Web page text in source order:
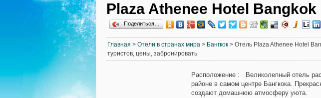
Plaza Athenee Hotel Bangkok
Поделиться…
Главная > Отели в странах мира > Бангкок > Отель Plaza Athenee Hotel
туристов, цены, забронировать
Расположение : Великолепный отель
районе в самом центре Бангкока.
создают домашнюю атмосферу уюта.